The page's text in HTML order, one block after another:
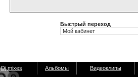
Быстрый переход
Dj mixes Альбомы Видеоклипы